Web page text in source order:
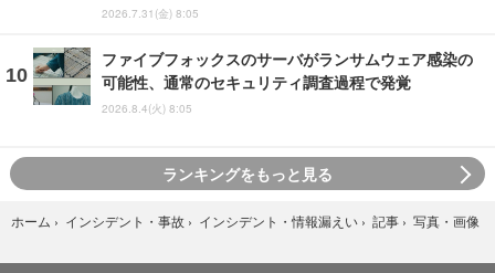
2026.7.31(金) 8:05
ファイブフォックスのサーバがランサムウェア感染の
可能性、通常のセキュリティ調査過程で発覚
2026.8.4(火) 8:05
ランキングをもっと見る
ホーム › インシデント・事故 › インシデント・情報漏えい › 記事 › 写真・画像